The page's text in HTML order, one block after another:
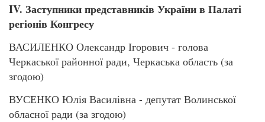
IV. Заступники представників України в Палаті
регіонів Конгресу
ВАСИЛЕНКО Олександр Ігорович - голова
Черкаської районної ради, Черкаська область (за
згодою)
ВУСЕНКО Юлія Василівна - депутат Волинської
обласної ради (за згодою)